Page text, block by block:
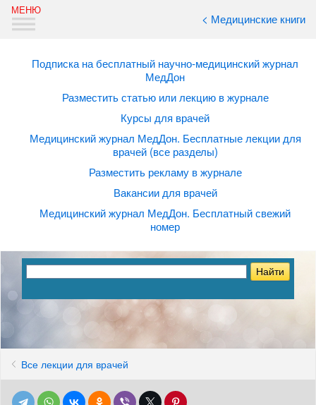
< Медицинские книги
Подписка на бесплатный научно-медицинский журнал
МедДон
Разместить статью или лекцию в журнале
Курсы для врачей
Медицинский журнал МедДон. Бесплатные лекции для
врачей (все разделы)
Разместить рекламу в журнале
Вакансии для врачей
Медицинский журнал МедДон. Бесплатный свежий
номер
Все лекции для врачей